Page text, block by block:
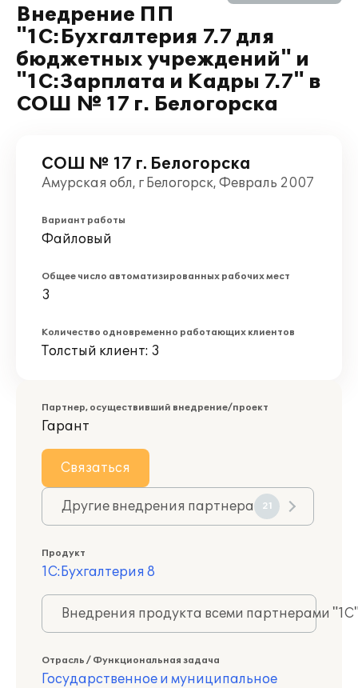
Внедрение ПП
"1С:Бухгалтерия 7.7 для
бюджетных учреждений" и
"1С:Зарплата и Кадры 7.7" в
СОШ № 17 г. Белогорска
СОШ № 17 г. Белогорска
Амурская обл, г Белогорск, Февраль 2007
Вариант работы
Файловый
Общее число автоматизированных рабочих мест
3
Количество одновременно работающих клиентов
Толстый клиент: 3
Партнер, осуществивший внедрение/проект
Гарант
Связаться
Другие внедрения партнера 21
Продукт
1С:Бухгалтерия 8
Внедрения продукта всеми партнерами
Отрасль / Функциональная задача
Государственное и муниципальное